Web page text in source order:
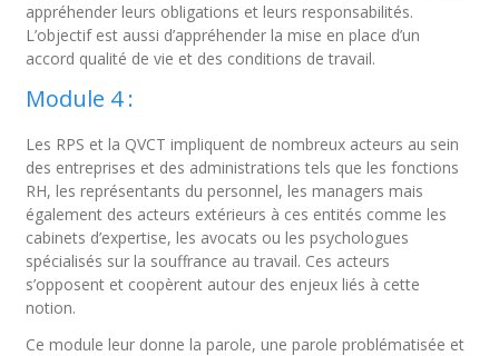
appréhender leurs obligations et leurs responsabilités.
L’objectif est aussi d’appréhender la mise en place d’un
accord qualité de vie et des conditions de travail.
Module 4 :
Les RPS et la QVCT impliquent de nombreux acteurs au sein
des entreprises et des administrations tels que les fonctions
RH, les représentants du personnel, les managers mais
également des acteurs extérieurs à ces entités comme les
cabinets d’expertise, les avocats ou les psychologues
spécialisés sur la souffrance au travail. Ces acteurs
s’opposent et coopèrent autour des enjeux liés à cette
notion.
Ce module leur donne la parole, une parole problématisée et